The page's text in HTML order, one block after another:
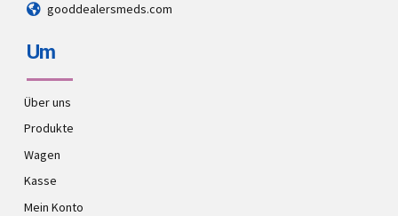
gooddealersmeds.com
Um
Über uns
Produkte
Wagen
Kasse
Mein Konto